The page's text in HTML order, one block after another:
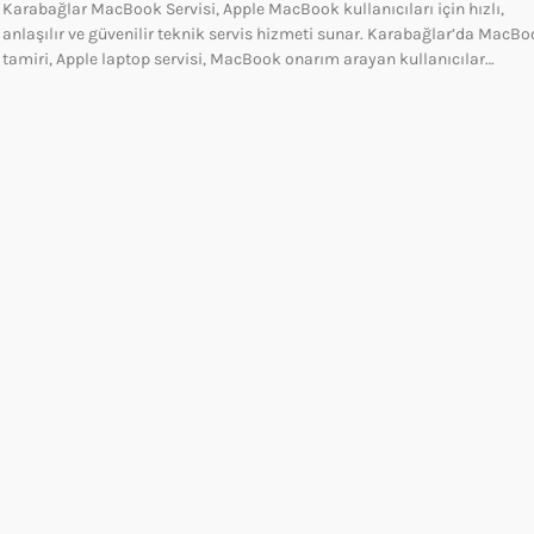
Karabağlar MacBook Servisi, Apple MacBook kullanıcıları için hızlı,
anlaşılır ve güvenilir teknik servis hizmeti sunar. Karabağlar’da
tamiri, Apple laptop servisi, MacBook onarım arayan kullanıcılar…